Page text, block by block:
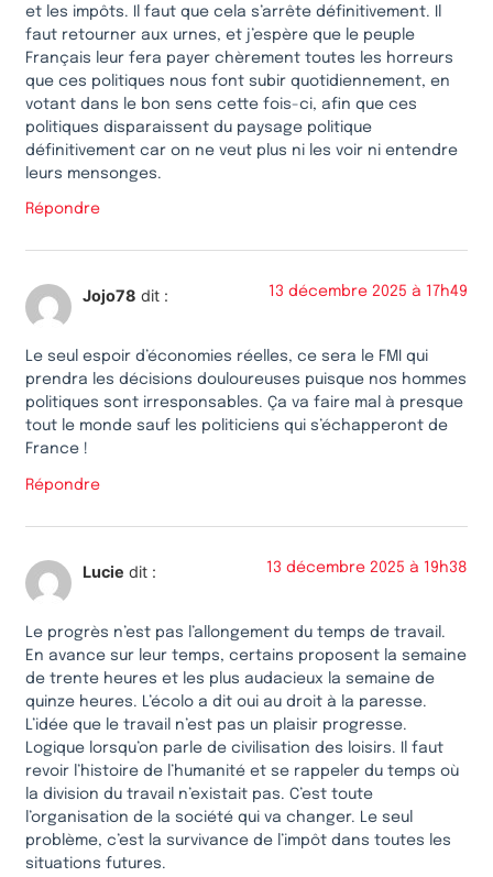
et les impôts. Il faut que cela s’arrête définitivement. Il
faut retourner aux urnes, et j’espère que le peuple
Français leur fera payer chèrement toutes les horreurs
que ces politiques nous font subir quotidiennement, en
votant dans le bon sens cette fois-ci, afin que ces
politiques disparaissent du paysage politique
définitivement car on ne veut plus ni les voir ni entendre
leurs mensonges.
Répondre
Jojo78 dit : 13 décembre 2025 à 17h49
Le seul espoir d’économies réelles, ce sera le FMI qui
prendra les décisions douloureuses puisque nos hommes
politiques sont irresponsables. Ça va faire mal à presque
tout le monde sauf les politiciens qui s’échapperont de
France !
Répondre
Lucie dit : 13 décembre 2025 à 19h38
Le progrès n’est pas l’allongement du temps de travail.
En avance sur leur temps, certains proposent la semaine
de trente heures et les plus audacieux la semaine de
quinze heures. L’écolo a dit oui au droit à la paresse.
L’idée que le travail n’est pas un plaisir progresse.
Logique lorsqu’on parle de civilisation des loisirs. Il faut
revoir l’histoire de l’humanité et se rappeler du temps où
la division du travail n’existait pas. C’est toute
l’organisation de la société qui va changer. Le seul
problème, c’est la survivance de l’impôt dans toutes les
situations futures.